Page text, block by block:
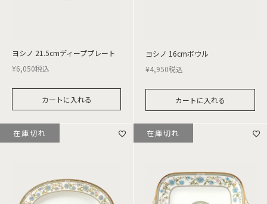
ヨシノ 21.5cmディーププレート
¥6,050税込
カートに入れる
ヨシノ 16cmボウル
¥4,950税込
カートに入れる
在庫切れ 在庫切れ